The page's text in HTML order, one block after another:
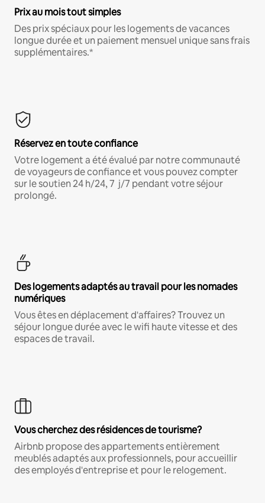
Prix au mois tout simples
Des prix spéciaux pour les logements de vacances
longue durée et un paiement mensuel unique sans frais
supplémentaires.*
Réservez en toute confiance
Votre logement a été évalué par notre communauté
de voyageurs de confiance et vous pouvez compter
sur le soutien 24 h/24, 7 j/7 pendant votre séjour
prolongé.
Des logements adaptés au travail pour les nomades
numériques
Vous êtes en déplacement d'affaires? Trouvez un
séjour longue durée avec le wifi haute vitesse et des
espaces de travail.
Vous cherchez des résidences de tourisme?
Airbnb propose des appartements entièrement
meublés adaptés aux professionnels, pour accueillir
des employés d'entreprise et pour le relogement.